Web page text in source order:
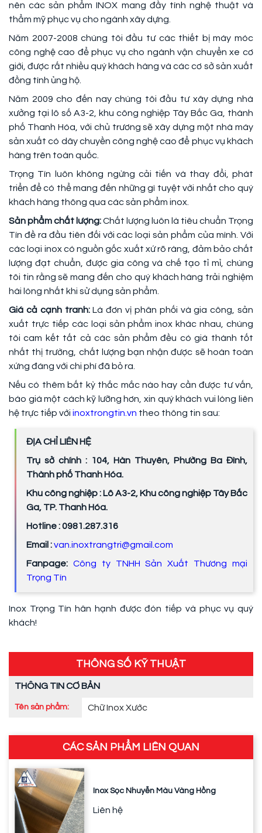
nên các sản phẩm INOX mang đầy tính nghệ thuật và
thẩm mỹ phục vụ cho ngành xây dựng.
Năm 2007-2008 chúng tôi đầu tư các thiết bị máy móc
công nghệ cao để phục vụ cho ngành vận chuyển xe cơ
giới, được rất nhiều quý khách hàng và các cơ sở sản xuất
đồng tình ủng hộ.
Năm 2009 cho đến nay chúng tôi đầu tư xây dựng nhà
xưởng tại lô số A3-2, khu công nghiệp Tây Bắc Ga, thành
phố Thanh Hóa, với chủ trương sẽ xây dựng một nhà máy
sản xuất có dây chuyền công nghệ cao để phục vụ khách
hàng trên toàn quốc.
Trọng Tín luôn không ngừng cải tiến và thay đổi, phát
triển để có thể mang đến những gì tuyệt vời nhất cho quý
khách hàng thông qua các sản phẩm inox.
Sản phẩm chất lượng:Chất lượng luôn là tiêu chuẩn Trọng
Tín đề ra đầu tiên đối với các loại sản phẩm của mình. Với
các loại inox có nguồn gốc xuất xứ rõ ràng, đảm bảo chất
lượng đạt chuẩn, được gia công và chế tạo tỉ mỉ, chúng
tôi tin rằng sẽ mang đến cho quý khách hàng trải nghiệm
hài lòng nhất khi sử dụng sản phẩm.
Giá cả cạnh tranh:Là đơn vị phân phối và gia công, sản
xuất trực tiếp các loại sản phẩm inox khác nhau, chúng
tôi cam kết tất cả các sản phẩm đều có giá thành tốt
nhất thị trường, chất lượng bạn nhận được sẽ hoàn toàn
xứng đáng với chi phí đã bỏ ra.
Nếu có thêm bất kỳ thắc mắc nào hay cần được tư vấn,
báo giá một cách kỹ lưỡng hơn, xin quý khách vui lòng liên
hệ trực tiếp với inoxtrongtin.vn theo thông tin sau:
ĐỊA CHỈ LIÊN HỆ
Trụ sở chính : 104, Hàn Thuyên, Phường Ba Đình,
Thành phố Thanh Hóa.
Khu công nghiệp : Lô A3-2, Khu công nghiệp Tây Bắc
Ga, TP. Thanh Hóa.
Hotline : 0981.287.316
Email :van.inoxtrangtri@gmail.com
Fanpage: Công ty TNHH Sản Xuất Thương mại
Trọng Tín
Inox Trọng Tín hân hạnh được đón tiếp và phục vụ quý
khách!
THÔNG SỐ KỸ THUẬT
THÔNG TIN CƠ BẢN
Tên sản phẩm: Chữ Inox Xước
CÁC SẢN PHẨM LIÊN QUAN
Inox Sọc Nhuyễn Màu Vàng Hồng
Liên hệ